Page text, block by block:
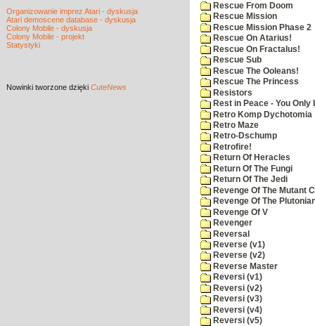
Organizowanie imprez Atari - dyskusja
Atari demoscene database - dyskusja
Colony Mobile - dyskusja
Colony Mobile - projekt
Statystyki
Nowinki tworzone dzięki CuteNews
Rescue From Doom
Rescue Mission
Rescue Mission Phase 2
Rescue On Atarius!
Rescue On Fractalus!
Rescue Sub
Rescue The Ooleans!
Rescue The Princess
Resistors
Rest in Peace - You Only
Retro Komp Dychotomia
Retro Maze
Retro-Dschump
Retrofire!
Return Of Heracles
Return Of The Fungi
Return Of The Jedi
Revenge Of The Mutant
Revenge Of The
Revenge Of V
Revenger
Reversal
Reverse (v1)
Reverse (v2)
Reverse Master
Reversi (v1)
Reversi (v2)
Reversi (v3)
Reversi (v4)
Reversi (v5)